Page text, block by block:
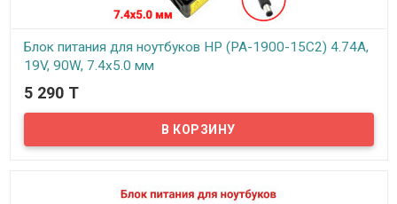
Блок питания для ноутбуков HP (PA-1900-15C2) 4.74A,
19V, 90W, 7.4x5.0 мм
В наличии
Надёжный сетевой блок питания на 220 вольт для вашего
ноутбука HP. Блок питания рассчитан на напряжение: 19В и силу
тока 4.74А
5 290 T